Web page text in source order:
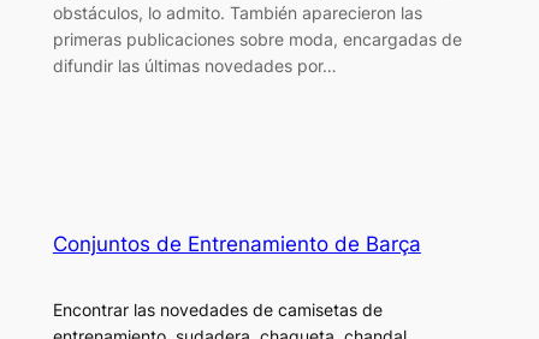
obstáculos, lo admito. También aparecieron las
primeras publicaciones sobre moda, encargadas de
difundir las últimas novedades por…
Conjuntos de Entrenamiento de Barça
Encontrar las novedades de camisetas de